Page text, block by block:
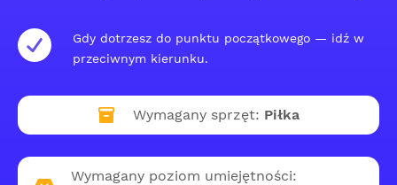
Gdy dotrzesz do punktu początkowego — idź w
przeciwnym kierunku.
Wymagany sprzęt: Piłka
Wymagany poziom umiejętności: